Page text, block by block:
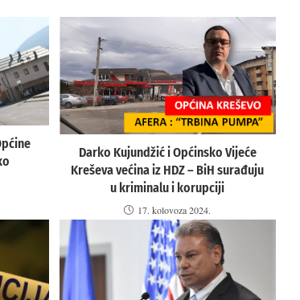
Darko Kujundžić i Općinsko Vijeće
Kreševa većina iz HDZ – BiH surađuju
u kriminalu i korupciji
17. kolovoza 2024.